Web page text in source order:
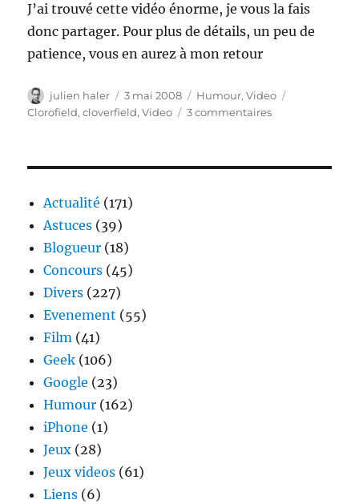
J’ai trouvé cette vidéo énorme, je vous la fais
donc partager. Pour plus de détails, un peu de
patience, vous en aurez à mon retour
Auteur
julien haler
Publié
le
3 mai 2008 Catégories
Humour,Video
Clorofield,cloverfield,Video 3 commentairessur
Actualité (171)
Astuces (39)
Blogueur (18)
Concours (45)
Divers (227)
Evenement (55)
Film (41)
Geek (106)
Google (23)
Humour (162)
iPhone (1)
Jeux (28)
Jeux videos (61)
Liens (6)